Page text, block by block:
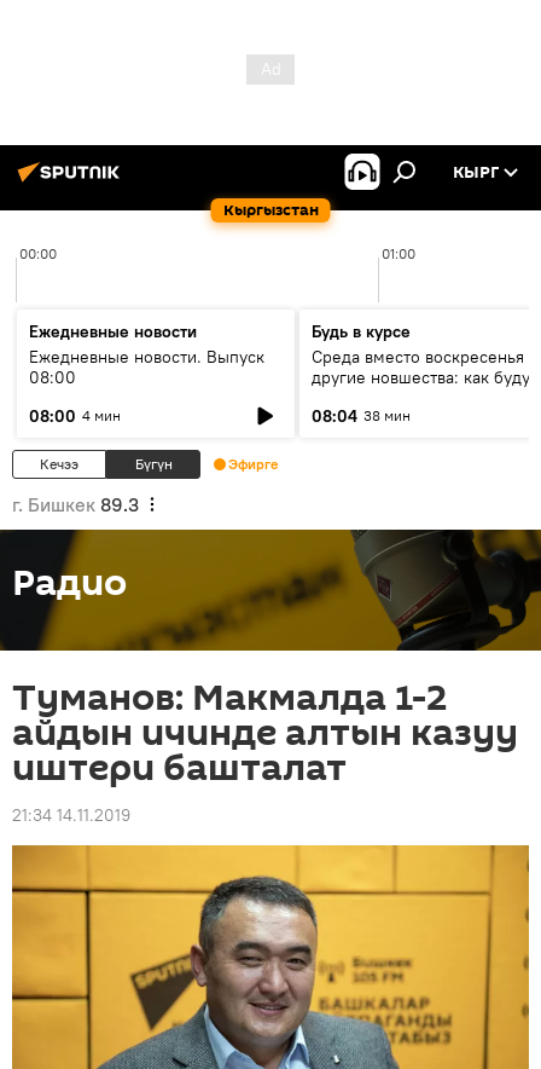
Кыргызстан
КЫРГ
00:00 01:00
Ежедневные новости
Ежедневные новости. Выпуск
08:00
08:00 4 мин
Будь в курсе
Среда вместо воскресенья и
другие новшества: как будут
08:04 38 мин
Кечээ Бүгүн Эфирге
г. Бишкек 89.3
Радио
Туманов: Макмалда 1-2
айдын ичинде алтын казуу
иштери башталат
21:34 14.11.2019